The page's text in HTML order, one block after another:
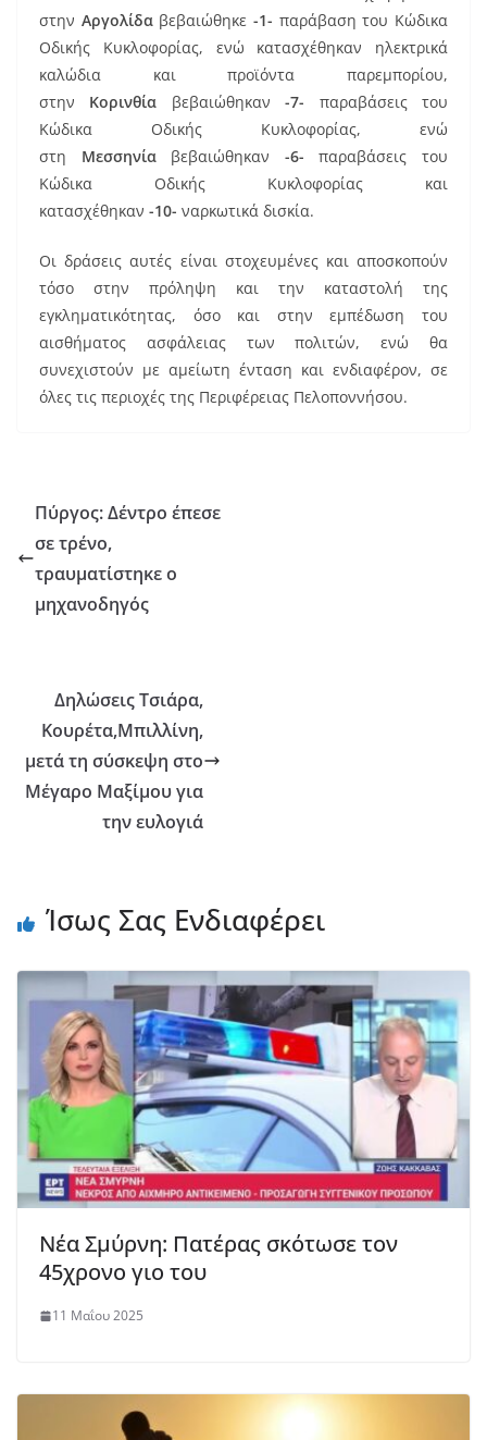
στην Αργολίδαβεβαιώθηκε-1- παράβαση του Κώδικα
Οδικής Κυκλοφορίας, ενώ κατασχέθηκαν ηλεκτρικά
καλώδια και προϊόντα παρεμπορίου,
στην Κορινθία βεβαιώθηκαν-7- παραβάσεις του
Κώδικα Οδικής Κυκλοφορίας, ενώ
στη Μεσσηνίαβεβαιώθηκαν -6- παραβάσεις του
Κώδικα Οδικής Κυκλοφορίας και
κατασχέθηκαν -10- ναρκωτικά δισκία.
Οι δράσεις αυτές είναι στοχευμένες και αποσκοπούν
τόσο στην πρόληψη και την καταστολή της
εγκληματικότητας, όσο και στην εμπέδωση του
αισθήματος ασφάλειας των πολιτών, ενώ θα
συνεχιστούν με αμείωτη ένταση και ενδιαφέρον, σε
όλες τις περιοχές της Περιφέρειας Πελοποννήσου.
Πύργος: Δέντρο έπεσε
σε τρένο,
τραυματίστηκε ο
μηχανοδηγός
Δηλώσεις Τσιάρα,
Κουρέτα,Μπιλλίνη,
μετά τη σύσκεψη στο
Μέγαρο Μαξίμου για
την ευλογιά
Ίσως Σας Ενδιαφέρει
Νέα Σμύρνη: Πατέρας σκότωσε τον
45χρονο γιο του
11 Μαΐου 2025